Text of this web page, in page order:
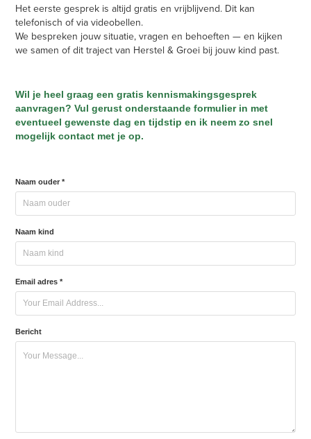
Het eerste gesprek is altijd gratis en vrijblijvend. Dit kan
telefonisch of via videobellen.
We bespreken jouw situatie, vragen en behoeften — en kijken
we samen of dit traject van Herstel & Groei bij jouw kind past.
Wil je heel graag een gratis kennismakingsgesprek
aanvragen? Vul gerust onderstaande formulier in met
eventueel gewenste dag en tijdstip en ik neem zo snel
mogelijk contact met je op.
Naam ouder *
Naam kind
Email adres *
Bericht